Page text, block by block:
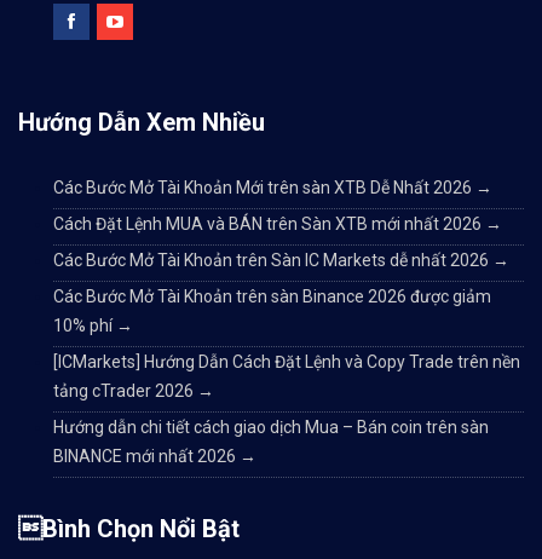
Hướng Dẫn Xem Nhiều
Các Bước Mở Tài Khoản Mới trên sàn XTB Dễ Nhất 2026 →
Cách Đặt Lệnh MUA và BÁN trên Sàn XTB mới nhất 2026 →
Các Bước Mở Tài Khoản trên Sàn IC Markets dễ nhất 2026 →
Các Bước Mở Tài Khoản trên sàn Binance 2026 được giảm
10% phí →
[ICMarkets] Hướng Dẫn Cách Đặt Lệnh và Copy Trade trên nền
tảng cTrader 2026 →
Hướng dẫn chi tiết cách giao dịch Mua – Bán coin trên sàn
BINANCE mới nhất 2026 →
Bình Chọn Nổi Bật